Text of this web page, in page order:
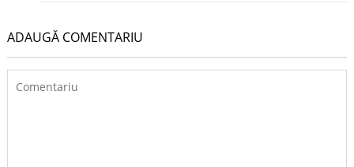
ADAUGĂ COMENTARIU